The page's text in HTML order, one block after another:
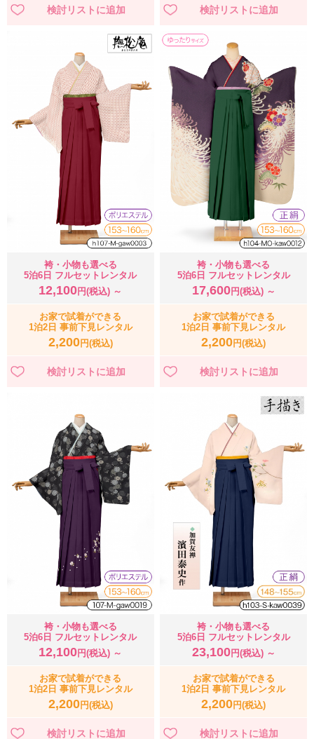
袴・小物も選べる
5泊6日 フルセットレンタル
12,100 円(税込) ～
お家で試着ができる
1泊2日 事前下見レンタル
2,200円(税込)
袴・小物も選べる
5泊6日 フルセットレンタル
17,600円(税込) ～
お家で試着ができる
1泊2日 事前下見レンタル
2,200円(税込)
袴・小物も選べる
5泊6日 フルセットレンタル
12,100円(税込) ～
お家で試着ができる
1泊2日 事前下見レンタル
2,200円(税込)
袴・小物も選べる
5泊6日 フルセットレンタル
23,100円(税込) ～
お家で試着ができる
1泊2日 事前下見レンタル
2,200円(税込)